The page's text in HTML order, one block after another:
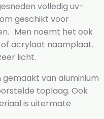
volledig uv-
geschikt voor
Men noemt het ook
acrylaat naamplaat.
licht.
gemaakt van aluminium
toplaag. Ook
is uitermate